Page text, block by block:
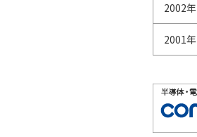
2002年
2001年